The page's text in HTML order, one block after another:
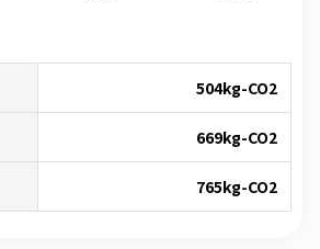
504kg-CO2
669kg-CO2
765kg-CO2